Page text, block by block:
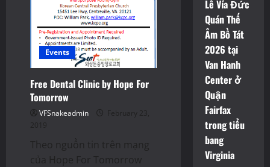
George
Mason
University
Events
Free Dental Clinic by Hope For
Tomorrow
VFSnakeadmin
February 23,
2019
Theo nguồn tin trên mạng
của Hope For Tomorrow
Lễ Vía Đức
Quán Thế
Âm Bồ Tát
2026 tại
Van Hanh
Center ở
Quận
Fairfax
trong tiểu
bang
Virginia